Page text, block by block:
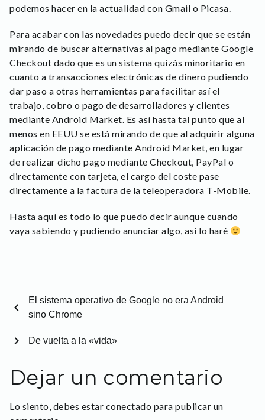
podemos hacer en la actualidad con Gmail o Picasa.
Para acabar con las novedades puedo decir que se están
mirando de buscar alternativas al pago mediante Google
Checkout dado que es un sistema quizás minoritario en
cuanto a transacciones electrónicas de dinero pudiendo
dar paso a otras herramientas para facilitar así el
trabajo, cobro o pago de desarrolladores y clientes
mediante Android Market. Es así hasta tal punto que al
menos en EEUU se está mirando de que al adquirir alguna
aplicación de pago mediante Android Market, en lugar
de realizar dicho pago mediante Checkout, PayPal o
directamente con tarjeta, el cargo del coste pase
directamente a la factura de la teleoperadora T-Mobile.
Hasta aquí es todo lo que puedo decir aunque cuando
vaya sabiendo y pudiendo anunciar algo, así lo haré
chevron_left
El sistema operativo de Google no era Android
sino Chrome
De vuelta a la «vida»
chevron_right
Dejar un comentario
Lo siento, debes estar conectado para publicar un